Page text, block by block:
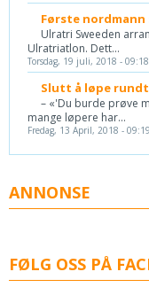
Første
Ulratri Sweeden
Ulratriatlon. Dett...
Torsdag, 19 juli, 2018 - 09:18
Slutt å løpe
– «'Du burde prøve
mange løpere har...
Fredag, 13 April, 2018 - 09:19
ANNONSE
FØLG OSS PÅ